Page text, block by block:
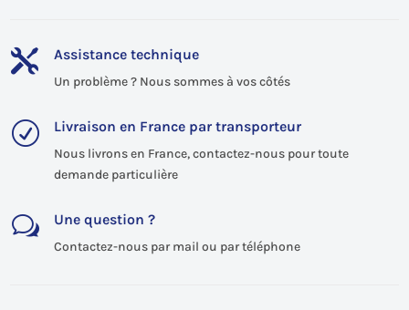
 Assistance technique
Un problème ? Nous sommes à vos côtés
R Livraison en France par transporteur
Nous livrons en France, contactez-nous pour toute
demande particulière
w Une question ?
Contactez-nous par mail ou par téléphone